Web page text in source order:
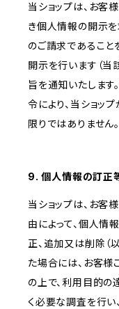
当ショップは、お客
き個人情報の開示を
のご請求であること
開示を行います（
旨を通知いたします
令により、当ショッ
限りではありません。
9. 個人情報の訂正
当ショップは、お客
由によって、個人
正、追加又は削除（
た場合には、お客様
の上で、利用目的の
く必要な調査を行い